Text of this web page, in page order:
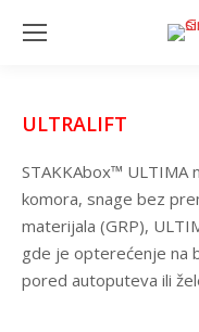
ULTRALIFT
STAKKAbox™ ULTIMA
komora, snage bez
materijala (GRP),
gde je opterećenje na
pored autoputeva ili